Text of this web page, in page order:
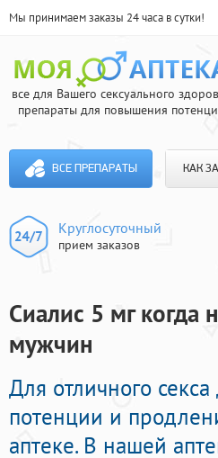
Мы принимаем заказы 24 часа в сутки!
все для Вашего сексуального
препараты для повышения
ВСЕ ПРЕПАРАТЫ КАК
Круглосуточный
прием заказов
Сиалис 5 мг когда
мужчин
Для отличного
потенции и
аптеке. В нашей